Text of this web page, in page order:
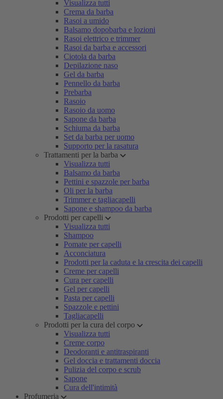
Visualizza tutti
Crema da barba
Rasoi a umido
Balsamo dopobarba e lozioni
Rasoi elettrico e trimmer
Rasoi da barba e accessori
Ciotola da barba
Depilazione naso
Gel da barba
Pennello da barba
Prebarba
Rasoio
Rasoio da uomo
Sapone da barba
Schiuma da barba
Set da barba per uomo
Supporto per la rasatura
Trattamenti per la barba
Visualizza tutti
Balsamo da barba
Pettini e spazzole per barba
Oli per la barba
Trimmer e tagliacapelli
Sapone e shampoo da barba
Prodotti per capelli
Visualizza tutti
Shampoo
Pomate per capelli
Acconciatura
Prodotti per la caduta e la crescita dei capelli
Creme per capelli
Cura per capelli
Gel per capelli
Pasta per capelli
Spazzole e pettini
Tagliacapelli
Prodotti per la cura del corpo
Visualizza tutti
Creme corpo
Deodoranti e antitraspiranti
Gel doccia e trattamenti doccia
Pulizia del corpo e scrub
Sapone
Cura dell'intimità
Profumeria